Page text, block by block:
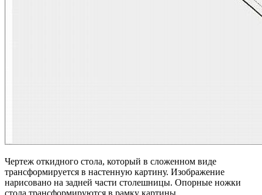
Чертеж откидного стола, который в сложенном виде
трансформируется в настенную картину. Изображение
нарисовано на задней части столешницы. Опорные ножки
стола трансформируются в рамку картины.